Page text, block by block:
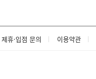
제휴·입점 문의 이용약관